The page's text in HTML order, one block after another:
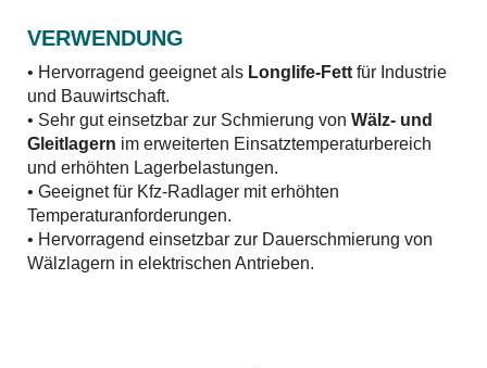
VERWENDUNG
• Hervorragend geeignet als Longlife-Fett für Industrie
und Bauwirtschaft.
• Sehr gut einsetzbar zur Schmierung von Wälz- und
Gleitlagern im erweiterten Einsatztemperaturbereich
und erhöhten Lagerbelastungen.
• Geeignet für Kfz-Radlager mit erhöhten
Temperaturanforderungen.
• Hervorragend einsetzbar zur Dauerschmierung von
Wälzlagern in elektrischen Antrieben.